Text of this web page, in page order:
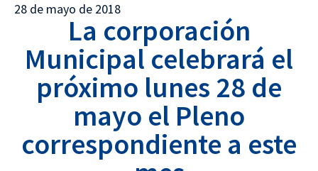
28 de mayo de 2018
La corporación
Municipal celebrará el
próximo lunes 28 de
mayo el Pleno
correspondiente a este